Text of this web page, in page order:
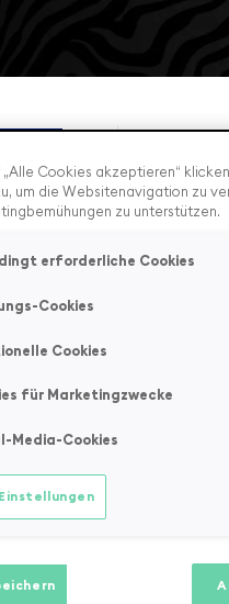
1
0
0
hält einiges aus und ist
„Alle Cookies akzeptieren“
um die Websitenavigation zu
zu unterstützen.
erforderliche Cookies
Cookies
Cookies
für Marketingzwecke
Media-Cookies